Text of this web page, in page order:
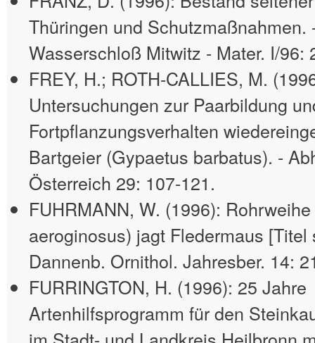
Thüringen und Schutzmaßnahmen.
Wasserschloß Mitwitz - Mater. I/96:
FREY, H.; ROTH-CALLIES, M.
Untersuchungen zur Paarbildung
Fortpflanzungsverhalten
Bartgeier (Gypaetus barbatus). -
Österreich 29: 107-121.
FUHRMANN, W. (1996):
aeroginosus) jagt Fledermaus
Dannenb. Ornithol. Jahresber. 14:
FURRINGTON, H. (1996): 25 Jahre
Artenhilfsprogramm für den